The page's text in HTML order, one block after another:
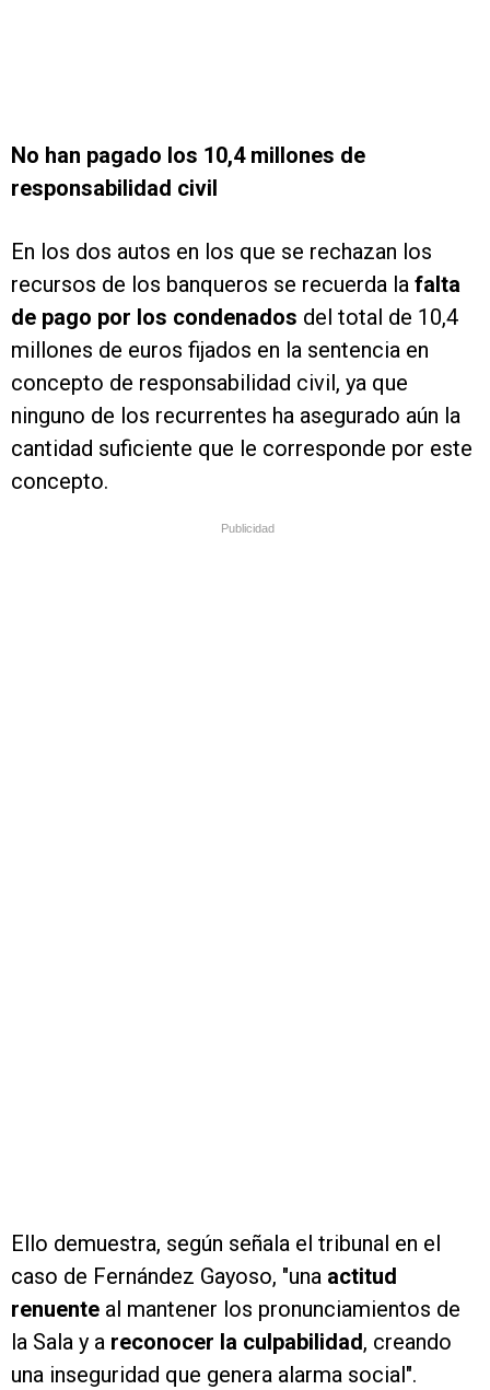
No han pagado los 10,4 millones de
responsabilidad civil
En los dos autos en los que se rechazan los
recursos de los banqueros se recuerda la falta
de pago por los condenados del total de 10,4
millones de euros fijados en la sentencia en
concepto de responsabilidad civil, ya que
ninguno de los recurrentes ha asegurado aún la
cantidad suficiente que le corresponde por este
concepto.
Publicidad
Ello demuestra, según señala el tribunal en el
caso de Fernández Gayoso, "una actitud
renuente al mantener los pronunciamientos de
la Sala y a reconocer la culpabilidad, creando
una inseguridad que genera alarma social".